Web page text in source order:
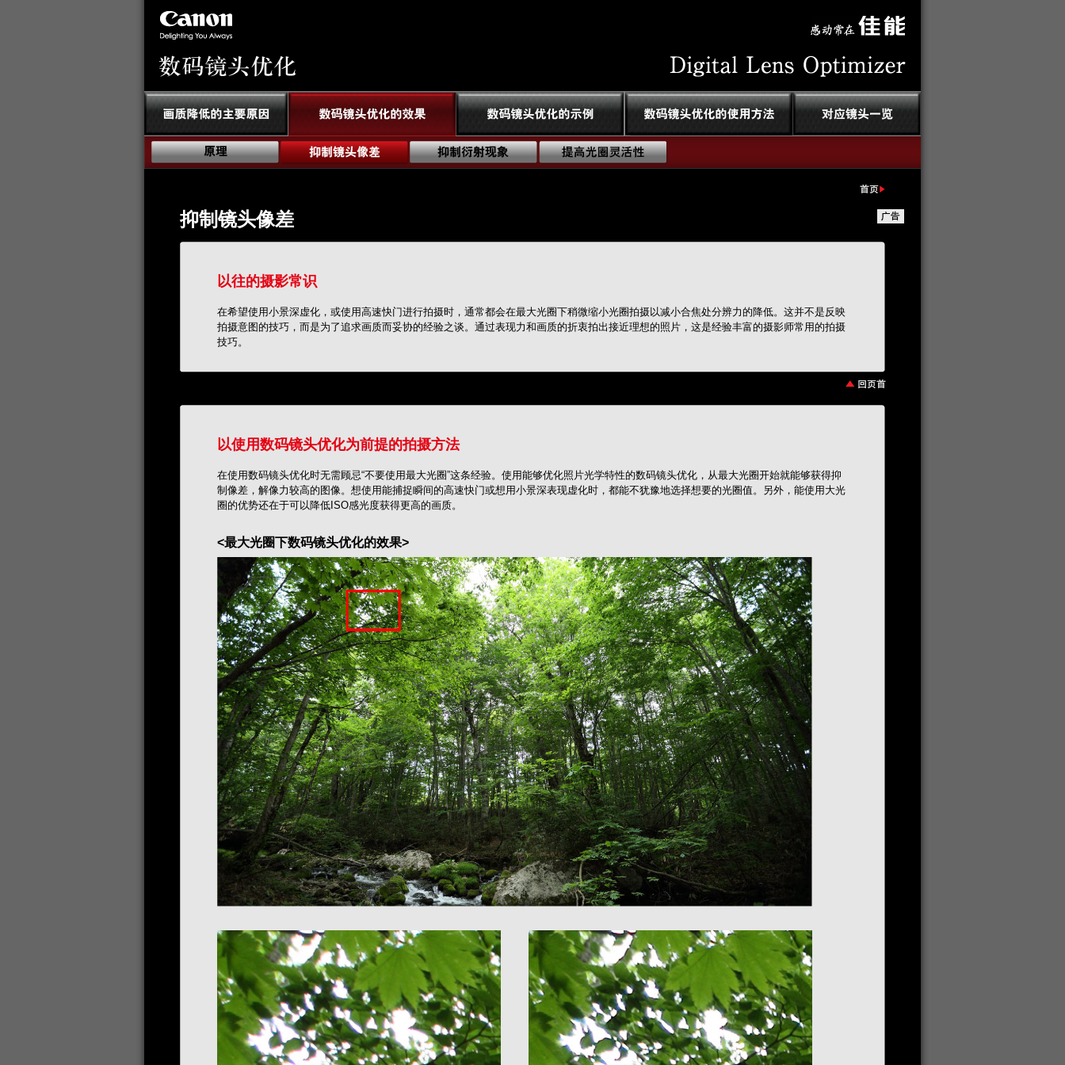
抑制镜头像差
以往的摄影常识
在希望使用小景深虚化，或使用高速快门进行拍摄时，通常都会在最大光圈下稍微缩小光圈拍摄以减小合焦处分辨力的降低。这并不是反映
拍摄意图的技巧，而是为了追求画质而妥协的经验之谈。通过表现力和画质的折衷拍出接近理想的照片，这是经验丰富的摄影师常用的拍摄
技巧。
以使用数码镜头优化为前提的拍摄方法
在使用数码镜头优化时无需顾忌“不要使用最大光圈”这条经验。使用能够优化照片光学特性的数码镜头优化，从最大光圈开始就能够获得抑
制像差，解像力较高的图像。想使用能捕捉瞬间的高速快门或想用小景深表现虚化时，都能不犹豫地选择想要的光圈值。另外，能使用大光
圈的优势还在于可以降低ISO感光度获得更高的画质。
<最大光圈下数码镜头优化的效果>